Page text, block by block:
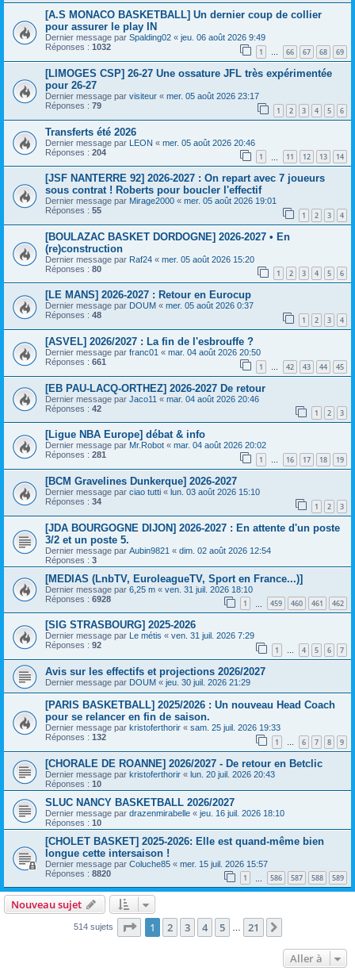
[A.S MONACO BASKETBALL] Un dernier coup de collier
pour assurer le play IN
Dernier message par Spalding02 « jeu. 06 août 2026 9:49
Réponses : 1032 1 … 66 67 68 69
[LIMOGES CSP] 26-27 Une ossature JFL très expérimentée
pour 26-27
Dernier message par visiteur « mer. 05 août 2026 23:17
Réponses : 79 1 2 3 4 5 6
Transferts été 2026
Dernier message par LEON « mer. 05 août 2026 20:46
Réponses : 204 1 11 12 13 14
[JSF NANTERRE 92] 2026-2027 : On repart avec 7 joueurs
sous contrat ! Roberts pour boucler l'effectif
Dernier message par Mirage2000 « mer. 05 août 2026 19:01
Réponses : 55 1 2 3 4
[BOULAZAC BASKET DORDOGNE] 2026-2027 • En
(re)construction
Dernier message par Raf24 « mer. 05 août 2026 15:20
Réponses : 80 1 2 3 4 5 6
[LE MANS] 2026-2027 : Retour en Eurocup
Dernier message par DOUM « mer. 05 août 2026 0:37
Réponses : 48 1 2 3 4
[ASVEL] 2026/2027 : La fin de l'esbrouffe ?
Dernier message par franc01 « mar. 04 août 2026 20:50
Réponses : 661 1 … 42 43 44 45
[EB PAU-LACQ-ORTHEZ] 2026-2027 De retour
Dernier message par Jaco11 « mar. 04 août 2026 20:46
Réponses : 42 1 2 3
[Ligue NBA Europe] débat & info
Dernier message par Mr.Robot « mar. 04 août 2026 20:02
Réponses : 281 1 … 16 17 18 19
[BCM Gravelines Dunkerque] 2026-2027
Dernier message par ciao tutti « lun. 03 août 2026 15:10
Réponses : 34 1 2 3
[JDA BOURGOGNE DIJON] 2026-2027 : En attente d'un poste
3/2 et un poste 5.
Dernier message par Aubin9821 « dim. 02 août 2026 12:54
Réponses : 3
[MEDIAS (LnbTV, EuroleagueTV, Sport en France...)]
Dernier message par 6,25 m « ven. 31 juil. 2026 18:10
Réponses : 6928 1 459 460 461 462
[SIG STRASBOURG] 2025-2026
Dernier message par Le métis « ven. 31 juil. 2026 7:29
Réponses : 92 1 … 4 5 6 7
Avis sur les effectifs et projections 2026/2027
Dernier message par DOUM « jeu. 30 juil. 2026 21:29
[PARIS BASKETBALL] 2025/2026 : Un nouveau Head Coach
pour se relancer en fin de saison.
Dernier message par kristoferthorir « sam. 25 juil. 2026 19:33
Réponses : 132 1 … 6 7 8 9
[CHORALE DE ROANNE] 2026/2027 - De retour en Betclic
Dernier message par kristoferthorir « lun. 20 juil. 2026 20:43
Réponses : 10
SLUC NANCY BASKETBALL 2026/2027
Dernier message par drazenmirabelle « jeu. 16 juil. 2026 18:10
Réponses : 10
[CHOLET BASKET] 2025-2026: Elle est quand-même bien
longue cette intersaison !
Dernier message par Coluche85 « mer. 15 juil. 2026 15:57
Réponses : 8820 1 586 587 588 589
Nouveau sujet
514 sujets Page 1sur21
1 2 3 4 5 21
Aller à